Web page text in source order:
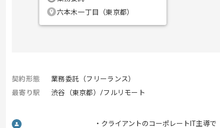
六本木一丁目（東京都）
契約形態
業務委託（フリーランス）
最寄り駅
渋谷（東京都）/フルリモート
・クライアントのコーポレートIT主導